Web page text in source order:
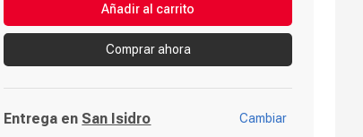
Añadir al carrito
Comprar ahora
Entrega en San Isidro Cambiar